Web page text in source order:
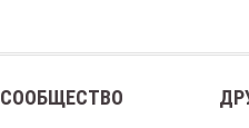
СООБЩЕСТВО